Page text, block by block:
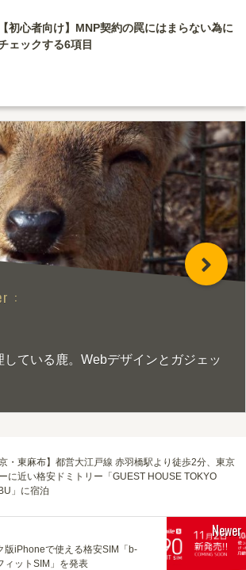
【初心者向け】MNP契約の罠にはまらない為に
ェックする6項目
:
している鹿。Webデザインとガジェッ
京・東麻布】都営大江戸線 赤羽橋駅より徒歩2分、東京
に近い格安ドミトリー「GUEST HOUSE TOKYO
」に宿泊
版iPhoneで使える格安SIM「b-
ィットSIM」を発表
Newer